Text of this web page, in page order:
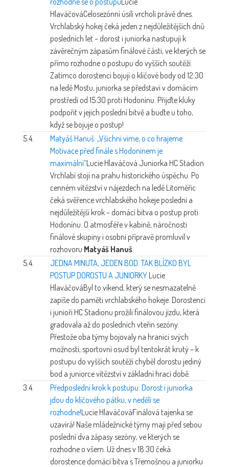
HlaváčováCelosezónní úsilí vrcholí právě dnes.
Vrchlabský hokej čeká jeden z nejdůležitějších dnů
posledních let – dorost i juniorka nastupují k
závěrečným zápasům finálové části, ve kterých se
přímo rozhodne o postupu do vyšších soutěží.
Zatímco dorostenci bojují o klíčové body od 12:30
na ledě Mostu, juniorka se představí v domácím
prostředí od 15:30 proti Hodonínu. Přijďte kluky
podpořit v jejich poslední bitvě a buďte u toho,
když se bojuje o postup!
5.4.
Matyáš Hanuš: „Všichni víme, o co hrajeme.
Motivace před finále s Hodonínem je
maximální“Lucie Hlaváčová Juniorka HC Stadion
Vrchlabí stojí na prahu historického úspěchu. Po
cenném vítězství v nájezdech na ledě Litoměřic
čeká svěřence vrchlabského hokeje poslední a
nejdůležitější krok – domácí bitva o postup proti
Hodonínu. O atmosféře v kabině, náročnosti
finálové skupiny i osobní přípravě promluvil v
rozhovoru Matyáš Hanuš
5.4.
JEDNA MINUTA, JEDEN BOD. TAK BLÍZKO BYL
POSTUP DOROSTU A JUNIORKY Lucie
HlaváčováByl to víkend, který se nesmazatelně
zapíše do paměti vrchlabského hokeje. Dorostenci
i junioři HC Stadionu prožili finálovou jízdu, která
gradovala až do posledních vteřin sezóny.
Přestože oba týmy bojovaly na hranici svých
možností, sportovní osud byl tentokrát krutý – k
postupu do vyšších soutěží chyběl dorostu jediný
bod a juniorce vítězství v základní hrací době.
3.4.
Předposlední krok k postupu: Dorost i juniorka
jdou do klíčového pátku, v neděli se
rozhodne!Lucie HlaváčováFinálová tajenka se
uzavírá! Naše mládežnické týmy mají před sebou
poslední dva zápasy sezóny, ve kterých se
rozhodne o všem. Už dnes v 18:30 čeká
dorostence domácí bitva s Třemošnou a juniorku